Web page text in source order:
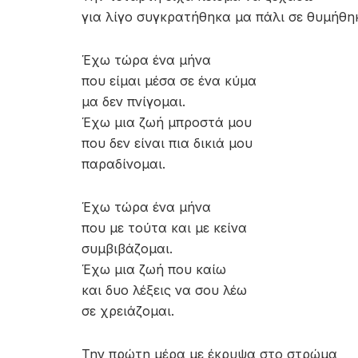
για λίγο συγκρατήθηκα μα πάλι σε
Έχω τώρα ένα μήνα
που είμαι μέσα σε ένα κύμα
μα δεν πνίγομαι.
Έχω μια ζωή μπροστά μου
που δεν είναι πια δικιά μου
παραδίνομαι.
Έχω τώρα ένα μήνα
που με τούτα και με κείνα
συμβιβάζομαι.
Έχω μια ζωή που καίω
και δυο λέξεις να σου λέω
σε χρειάζομαι.
Την πρώτη μέρα με έκρυψα στο στρώμα